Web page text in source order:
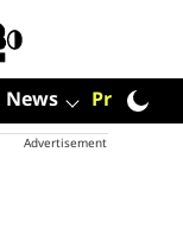
News Premium
Advertisement